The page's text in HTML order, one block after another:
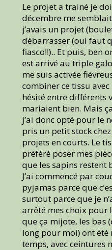
Le projet a trainé je
décembre me
j’avais un projet
débarrasser (oui faut
fiasco!!).. Et puis, ben
est arrivé au triple
me suis activée
combiner ce tissu
hésité entre différents
mariaient bien. Mais
j’ai donc opté pour le
pris un petit stock
projets en courts. Le
préféré poser mes
que les sapins restent
J’ai commencé par
pyjamas parce que
surtout parce que je
arrêté mes choix pour
que ça mijote, les bas
long pour moi) ont été
temps, avec ceintures